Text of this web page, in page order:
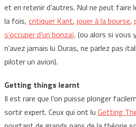
et en retenir d’autres. Nul ne peut faire
la fois, critiquer Kant, jouer à la bourse,
s’occuper d’un bonzaï. (ou alors si vous
n’avez jamais lu Duras, ne parlez pas
piloter un avion).
Getting things learnt
Il est rare que l’on puisse plonger
sortir expert. Ceux qui ont lu Getting